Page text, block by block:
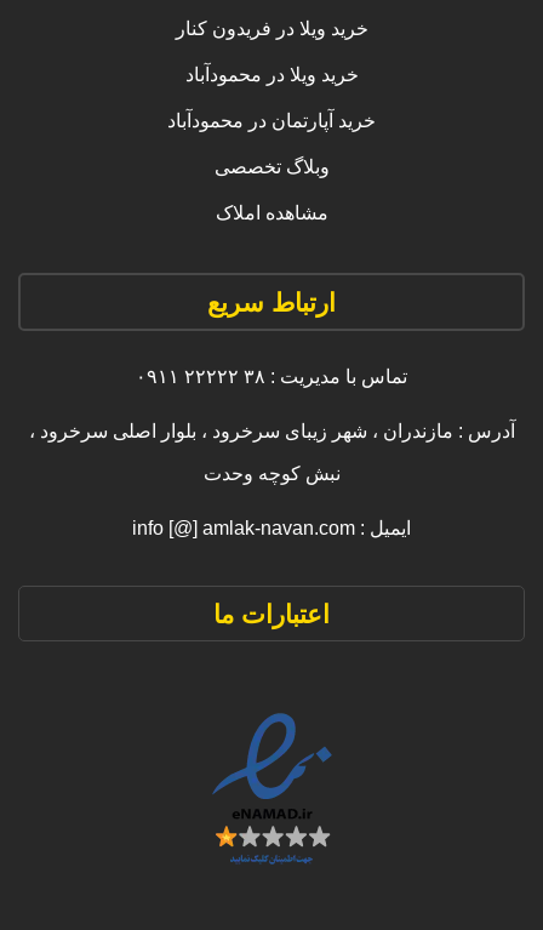
خرید ویلا در فریدون کنار
خرید ویلا در محمودآباد
خرید آپارتمان در محمودآباد
وبلاگ تخصصی
مشاهده املاک
ارتباط سریع
تماس با مدیریت : ۳۸ ۲۲۲۲۲ ۰۹۱۱
آدرس : مازندران ، شهر زیبای سرخرود ، بلوار اصلی سرخرود ،
نبش کوچه وحدت
ایمیل : info [@] amlak-navan.com
اعتبارات ما